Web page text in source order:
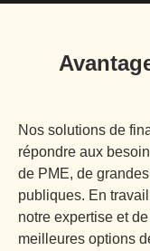
Nos solutions de
répondre aux
de PME, de
publiques. En
notre expertise et
meilleures options